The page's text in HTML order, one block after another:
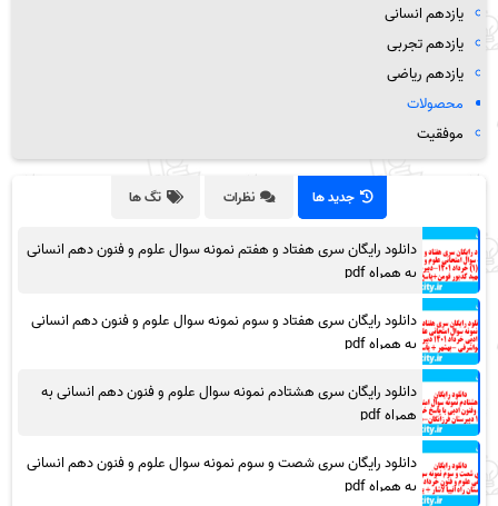
یازدهم انسانی
یازدهم تجربی
یازدهم ریاضی
محصولات
موفقیت
جدید ها نظرات تگ ها
دانلود رایگان سری هفتاد و هفتم نمونه سوال علوم و فنون دهم انسانی
به همراه pdf
دانلود رایگان سری هفتاد و سوم نمونه سوال علوم و فنون دهم انسانی
به همراه pdf
دانلود رایگان سری هشتادم نمونه سوال علوم و فنون دهم انسانی به
همراه pdf
دانلود رایگان سری شصت و سوم نمونه سوال علوم و فنون دهم انسانی
به همراه pdf